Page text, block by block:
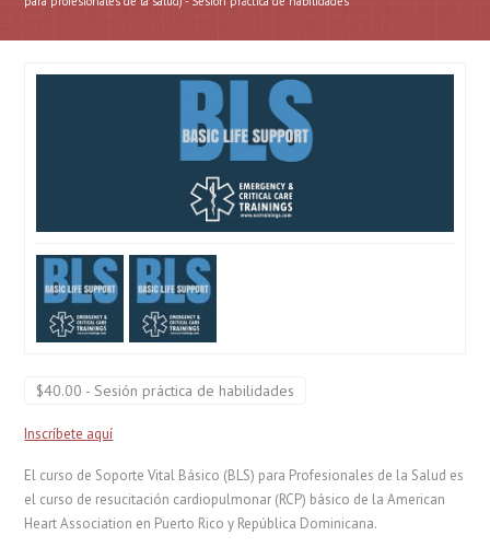
$40.00 - Sesión práctica de habilidades
Inscríbete aquí
El curso de Soporte Vital Básico (BLS) para Profesionales de la Salud es
el curso de resucitación cardiopulmonar (RCP) básico de la American
Heart Association en Puerto Rico y República Dominicana.